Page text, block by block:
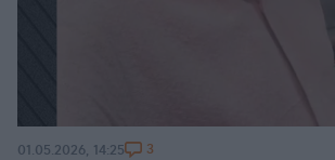
01.05.2026, 14:25 3